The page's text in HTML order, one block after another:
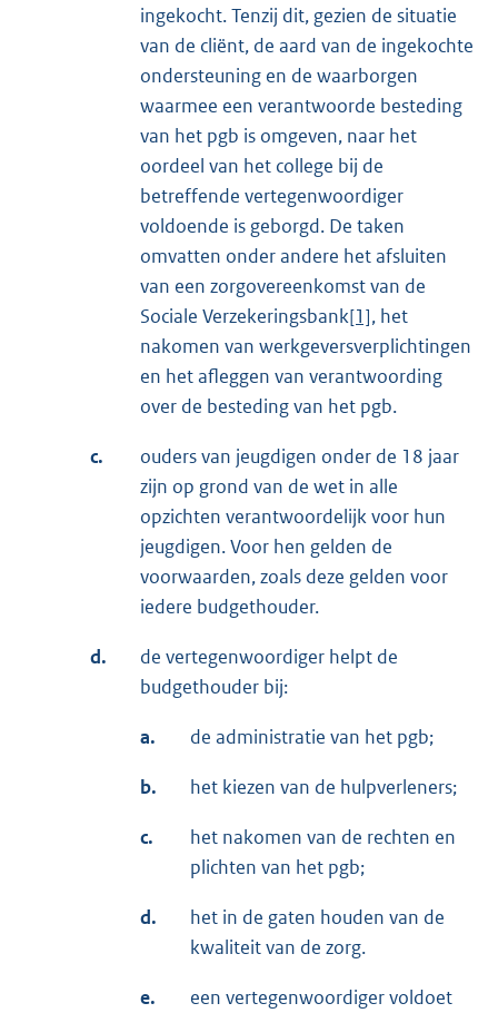
ingekocht. Tenzij dit, gezien de situatie
van de cliënt, de aard van de ingekochte
ondersteuning en de waarborgen
waarmee een verantwoorde besteding
van het pgb is omgeven, naar het
oordeel van het college bij de
betreffende vertegenwoordiger
voldoende is geborgd. De taken
omvatten onder andere het afsluiten
van een zorgovereenkomst van de
Sociale Verzekeringsbank[1], het
nakomen van werkgeversverplichtingen
en het afleggen van verantwoording
over de besteding van het pgb.
c.
ouders van jeugdigen onder de 18 jaar
zijn op grond van de wet in alle
opzichten verantwoordelijk voor hun
jeugdigen. Voor hen gelden de
voorwaarden, zoals deze gelden voor
iedere budgethouder.
d.
de vertegenwoordiger helpt de
budgethouder bij:
a. de administratie van het pgb;
b. het kiezen van de hulpverleners;
c.
het nakomen van de rechten en
plichten van het pgb;
d.
het in de gaten houden van de
kwaliteit van de zorg.
e.
een vertegenwoordiger voldoet